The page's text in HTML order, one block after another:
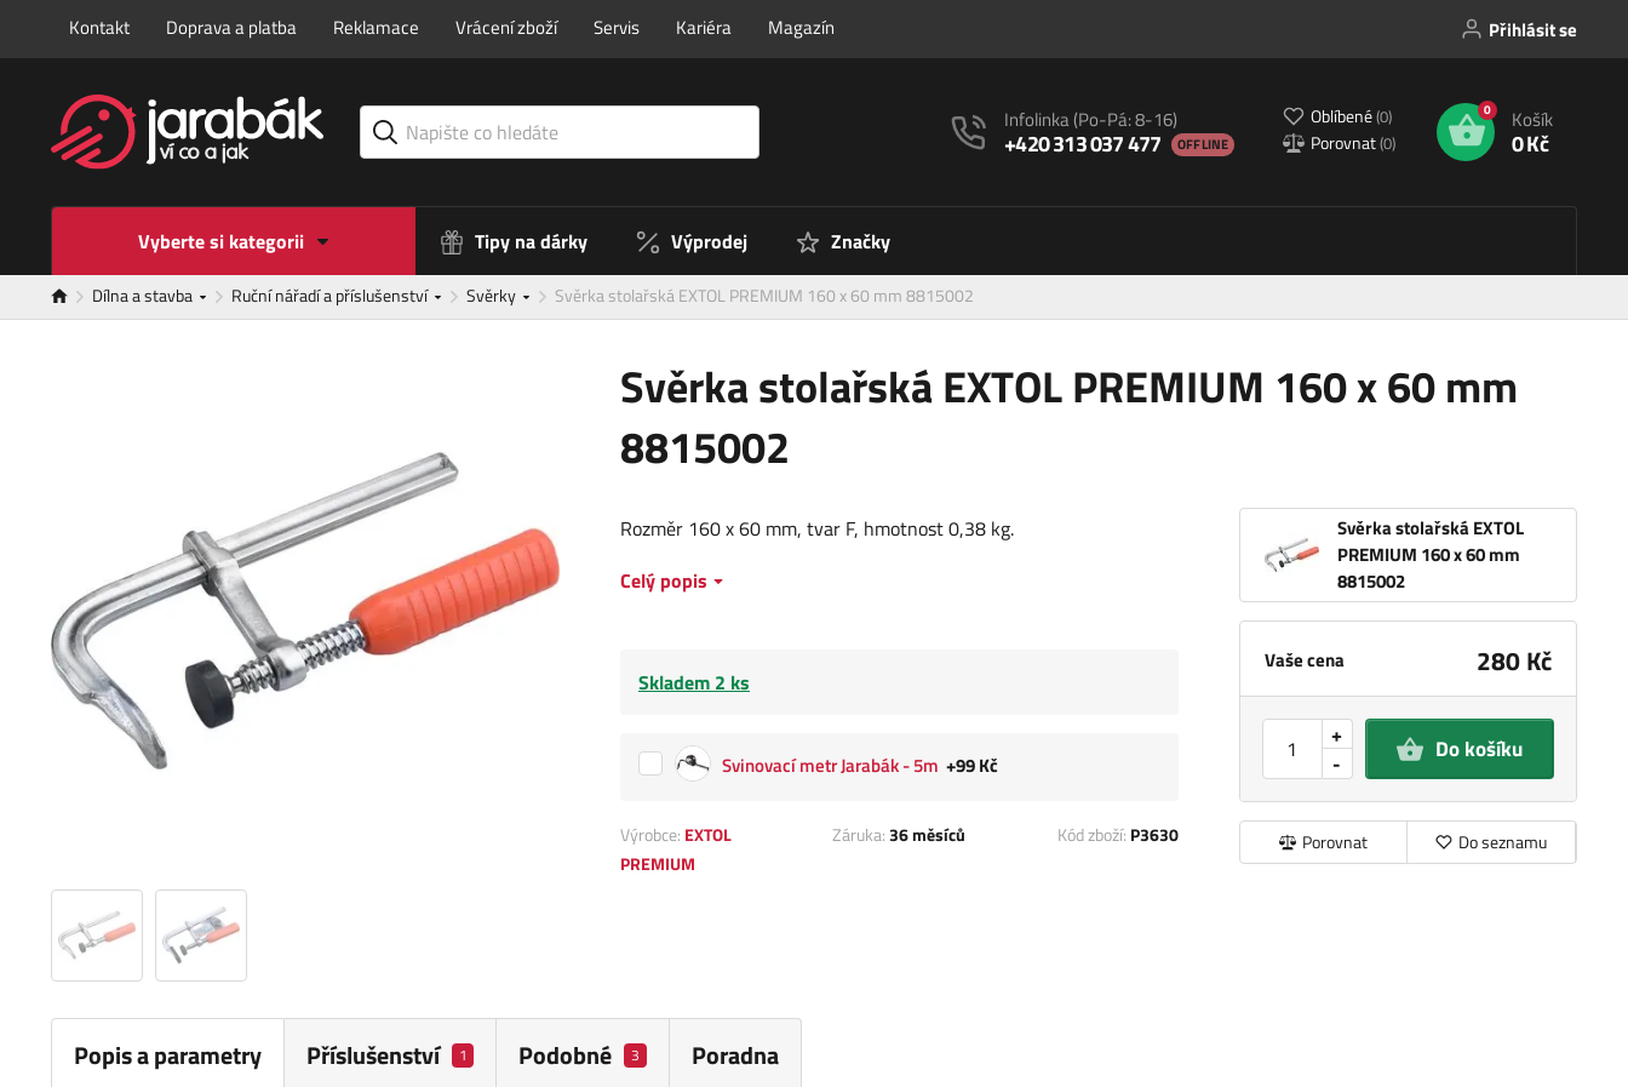
Kontakt Doprava a platba Reklamace Vrácení zboží Servis Kariéra Magazín Přihlásit se
Infolinka(Po-Pá: 8-16)
+420 313 037 477 OFFLINE
Oblíbené(0)
Porovnat(0)
0 Košík
0 Kč
Vyberte si kategorii Tipy na dárky Výprodej Značky
Dílna a stavba Ruční nářadí a příslušenství Svěrky Svěrka stolařská EXTOL PREMIUM 160 x 60 mm 8815002
Svěrka stolařská EXTOL PREMIUM 160 x 60 mm
8815002
Svěrka stolařská EXTOL
PREMIUM 160 x 60 mm
8815002
Vaše cena 280 Kč
-
+ Do košíku
Porovnat Do seznamu
Rozměr 160 x 60 mm, tvar F, hmotnost 0,38 kg.
Celý popis
Skladem 2 ks
Svinovací metr Jarabák - 5m +99 Kč
Výrobce: EXTOL
PREMIUM
Záruka:36 měsíců Kód zboží: P3630
Popis a parametry Příslušenství 1 Podobné 3 Poradna